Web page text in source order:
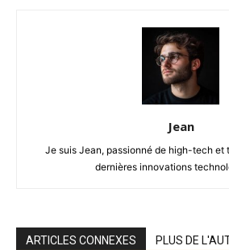
Jean
Je suis Jean, passionné de high-tech et
dernières innovations
ARTICLES CONNEXES PLUS DE